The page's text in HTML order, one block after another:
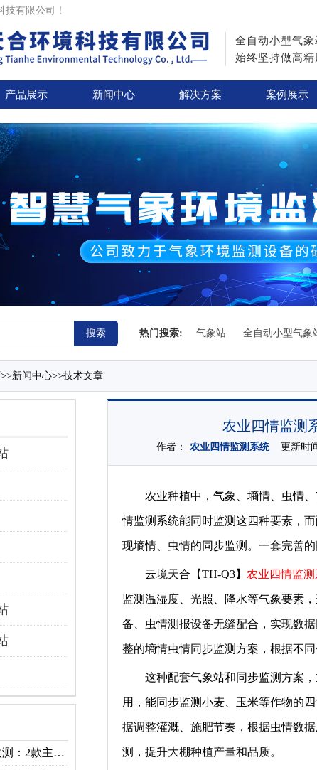
技有限公司！
全自动小型气
始终坚持做高
产品展示 新闻中心 解决方案 案例展示
热门搜索: 气象站 全自动小型气象
>>新闻中心>>技术文章
手持式测风速仪实测：2款主流型号参数对比+3类应用场景
农业四情监测
作者： 农业四情监测系统更新时间
农业种植中，气象、墒情、虫情
情监测系统能同时监测这四种要素，
现墒情、虫情的同步监测。一套完善
云境天合【TH-Q3】 农业四情监
监测温湿度、光照、降水等气象要素
备、虫情测报设备无缝配合，实现数
整的墒情虫情同步监测方案，根据不
这种配套气象站和同步监测方案
用，能同步监测小麦、玉米等作物的
据调整灌溉、施肥节奏，根据虫情数
测，提升大棚种植产量和品质。